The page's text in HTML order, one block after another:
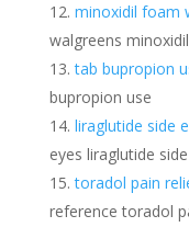
minoxidil foam
walgreens
tab bupropion
bupropion use
liraglutide side
eyes liraglutide
toradol pain
reference toradol